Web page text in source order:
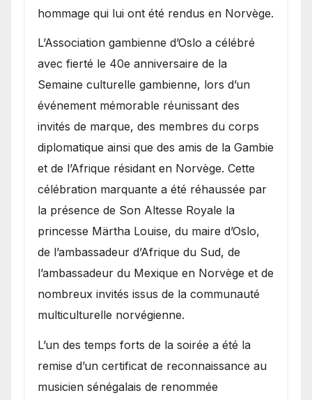
hommage qui lui ont été rendus en Norvège.
​L’Association gambienne d’Oslo a célébré
avec fierté le 40e anniversaire de la
Semaine culturelle gambienne, lors d’un
événement mémorable réunissant des
invités de marque, des membres du corps
diplomatique ainsi que des amis de la Gambie
et de l’Afrique résidant en Norvège. Cette
célébration marquante a été réhaussée par
la présence de Son Altesse Royale la
princesse Märtha Louise, du maire d’Oslo,
de l’ambassadeur d’Afrique du Sud, de
l’ambassadeur du Mexique en Norvège et de
nombreux invités issus de la communauté
multiculturelle norvégienne.
​L’un des temps forts de la soirée a été la
remise d’un certificat de reconnaissance au
musicien sénégalais de renommée